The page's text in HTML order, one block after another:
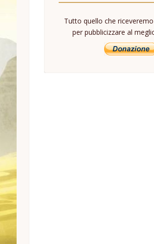
Tutto quello che
per pubblicizzare al